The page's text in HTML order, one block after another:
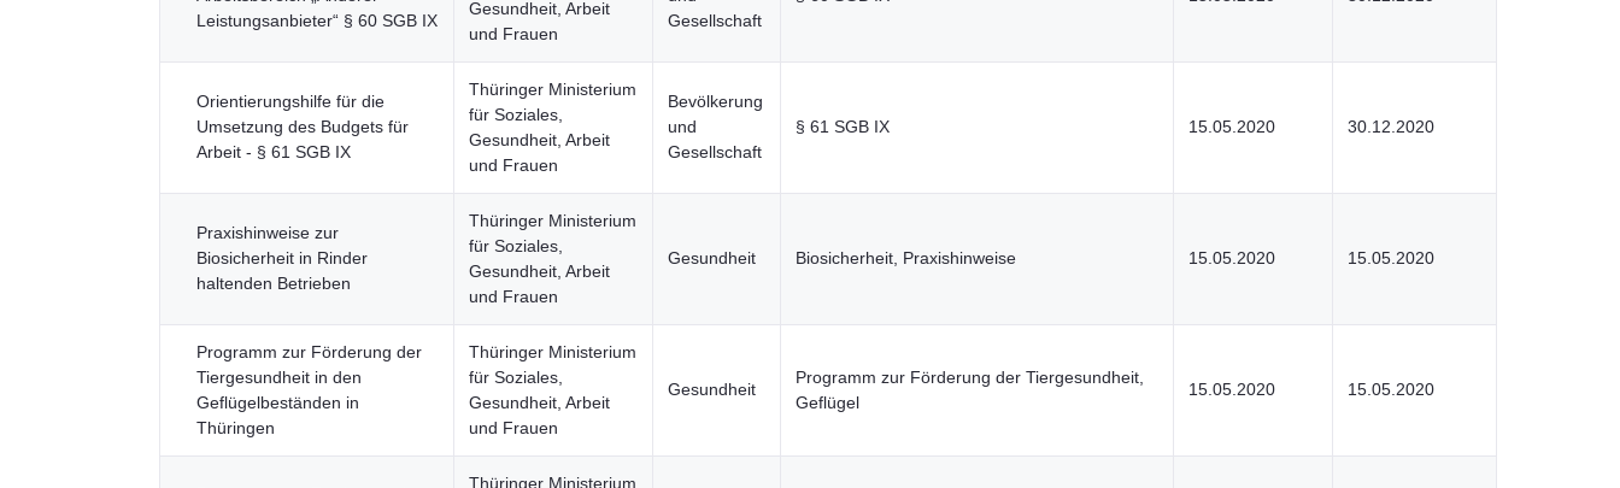
Leistungsanbieter“ § 60 SGB IX
Gesundheit, Arbeit
und Frauen
Gesellschaft
Orientierungshilfe für die
Umsetzung des Budgets für
Arbeit - § 61 SGB IX
Thüringer Ministerium
für Soziales,
Gesundheit, Arbeit
und Frauen
Bevölkerung
und
Gesellschaft
§ 61 SGB IX 15.05.2020 30.12.2020
Praxishinweise zur
Biosicherheit in Rinder
haltenden Betrieben
Thüringer Ministerium
für Soziales,
Gesundheit, Arbeit
und Frauen
Gesundheit Biosicherheit, Praxishinweise 15.05.2020 15.05.2020
Programm zur Förderung der
Tiergesundheit in den
Geflügelbeständen in
Thüringen
Thüringer Ministerium
für Soziales,
Gesundheit, Arbeit
und Frauen
Gesundheit
Programm zur Förderung der Tiergesundheit,
Geflügel
15.05.2020 15.05.2020
Thüringer Ministerium